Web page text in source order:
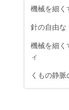
機械を細く
針の自由な
機械を細く
ィ
くもの静